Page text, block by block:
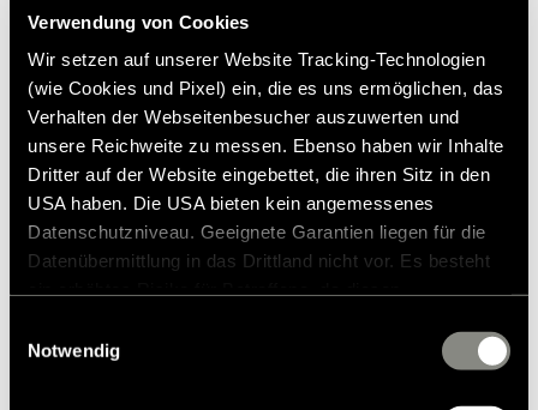
Verwendung von Cookies
Wir setzen auf unserer Website Tracking-Technologien
(wie Cookies und Pixel) ein, die es uns ermöglichen, das
Verhalten der Webseitenbesucher auszuwerten und
unsere Reichweite zu messen. Ebenso haben wir Inhalte
Dritter auf der Website eingebettet, die ihren Sitz in den
USA haben. Die USA bieten kein angemessenes
Datenschutzniveau. Geeignete Garantien liegen für die
Datenübermittlung in das Drittland nicht vor. Es besteht
zustehen. Eingesetzte Dienstleister können Daten für
zusammenführen. Weitere Informationen finden Sie in
Notwendig